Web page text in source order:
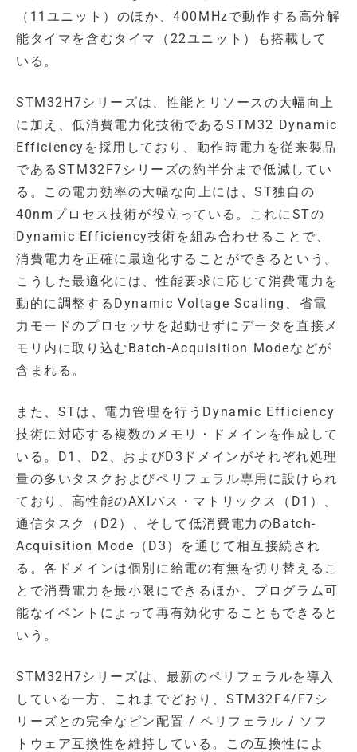
（11ユニット）のほか、400MHzで動作する高分解
能タイマを含むタイマ（22ユニット）も搭載して
いる。
STM32H7シリーズは、性能とリソースの大幅向上
に加え、低消費電力化技術であるSTM32 Dynamic
Efficiencyを採用しており、動作時電力を従来製品
であるSTM32F7シリーズの約半分まで低減してい
る。この電力効率の大幅な向上には、ST独自の
40nmプロセス技術が役立っている。これにSTの
Dynamic Efficiency技術を組み合わせることで、
消費電力を正確に最適化することができるという。
こうした最適化には、性能要求に応じて消費電力を
動的に調整するDynamic Voltage Scaling、省電
力モードのプロセッサを起動せずにデータを直接メ
モリ内に取り込むBatch-Acquisition Modeなどが
含まれる。
また、STは、電力管理を行うDynamic Efficiency
技術に対応する複数のメモリ・ドメインを作成して
いる。D1、D2、およびD3ドメインがそれぞれ処理
量の多いタスクおよびペリフェラル専用に設けられ
ており、高性能のAXIバス・マトリックス（D1）、
通信タスク（D2）、そして低消費電力のBatch-
Acquisition Mode（D3）を通じて相互接続され
る。各ドメインは個別に給電の有無を切り替えるこ
とで消費電力を最小限にできるほか、プログラム可
能なイベントによって再有効化することもできると
いう。
STM32H7シリーズは、最新のペリフェラルを導入
している一方、これまでどおり、STM32F4/F7シ
リーズとの完全なピン配置 / ペリフェラル / ソフ
トウェア互換性を維持している。この互換性によ